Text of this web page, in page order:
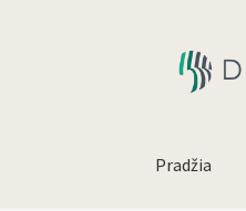
Pradžia